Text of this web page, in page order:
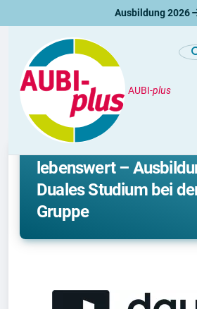
Ausbildung 2026
AUBI-plus
Premiumprofile
Mach mit uns Gebäude
lebenswert –
Duales Studium bei
Gruppe